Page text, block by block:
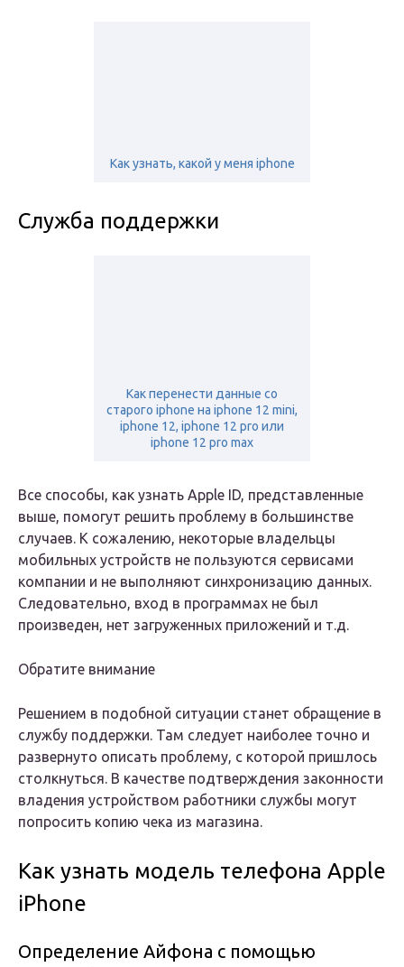
Как узнать, какой у меня iphone
Служба поддержки
Как перенести данные со
старого iphone на iphone 12 mini,
iphone 12, iphone 12 pro или
iphone 12 pro max
Все способы, как узнать Apple ID, представленные
выше, помогут решить проблему в большинстве
случаев. К сожалению, некоторые владельцы
мобильных устройств не пользуются сервисами
компании и не выполняют синхронизацию данных.
Следовательно, вход в программах не был
произведен, нет загруженных приложений и т.д.
Обратите внимание
Решением в подобной ситуации станет обращение в
службу поддержки. Там следует наиболее точно и
развернуто описать проблему, с которой пришлось
столкнуться. В качестве подтверждения законности
владения устройством работники службы могут
попросить копию чека из магазина.
Как узнать модель телефона Apple
iPhone
Определение Айфона с помощью